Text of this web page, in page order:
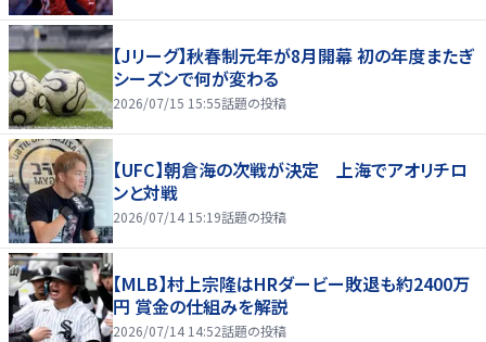
【Jリーグ】秋春制元年が8月開幕 初の年度またぎ
シーズンで何が変わる
2026/07/15 15:55話題の投稿
【UFC】朝倉海の次戦が決定 上海でアオリチロ
ンと対戦
2026/07/14 15:19話題の投稿
【MLB】村上宗隆はHRダービー敗退も約2400万
円 賞金の仕組みを解説
2026/07/14 14:52話題の投稿